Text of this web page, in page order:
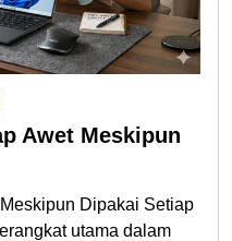
Awet Meskipun
Dipakai Setiap
utama dalam